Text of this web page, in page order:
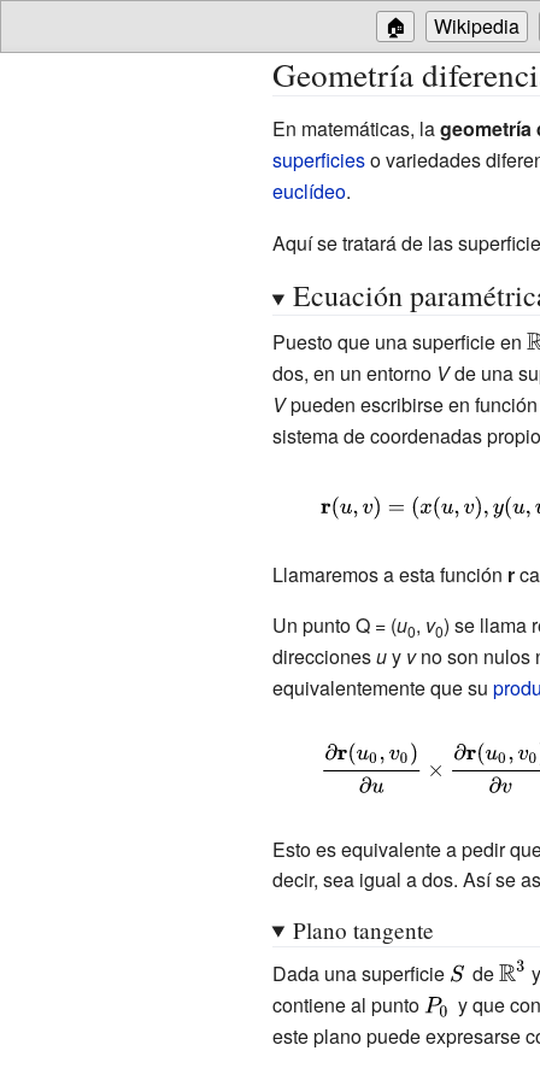
🏠 Wikipedia
Geometría
En matemáticas, lageometría
superficieso variedades
euclídeo.
Aquí se tratará de las
Ecuación
Puesto que una superficie en
dos, en un entorno Vde una
Vpueden escribirse en
sistema de coordenadas
{\displaystyle \mathbf
(x(u,v),y(u,v),z(u,v))\,}
Llamaremos a esta función r
Un punto Q = (u0, v0) se llama
direccionesuy vno son nulos
equivalentemente que su
{\displaystyle
{\frac {\partial
(u_{0},v_{0})}
{\partial
u}}\times
{\frac {\partial
\mathbf {r}
(u_{0},v_{0})}
Esto es equivalente a pedir
decir, sea igual a dos. Así se
Plano tangente
Dada una superficie
S\,}
de
^{3}}
contiene al punto{\displaystyle
P_{0}\,}
y que
este plano puede expresarse